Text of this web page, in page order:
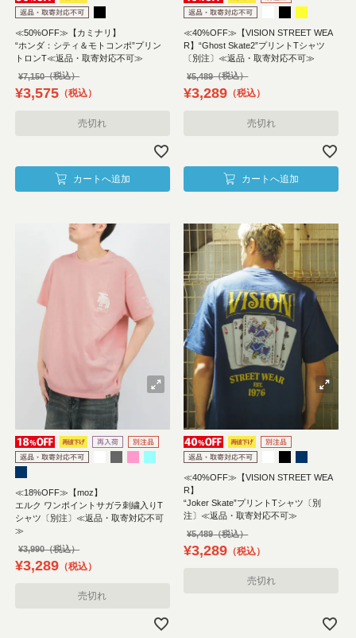
≪50%OFF≫【カミナリ】
“ホンダ：シティ＆モトコンポ”プリン
トロンT≪返品・取寄対応不可≫
¥7,150
¥3,575 税込
売切れ
カートへ追加
≪40%OFF≫【VISION STREET WEA
R】“Ghost Skate2”プリントTシャツ
〔別注〕≪返品・取寄対応不可≫
¥5,489
¥3,289 税込
売切れ
カートへ追加
≪18%OFF≫【moz】
エルク ワンポイントサガラ刺繍入りT
シャツ〔別注〕≪返品・取寄対応不可
≫
¥3,990
¥3,289 税込
売切れ
≪40%OFF≫【VISION STREET WEA
R】
“Joker Skate”プリントTシャツ〔別
注〕≪返品・取寄対応不可≫
¥5,489
¥3,289 税込
売切れ